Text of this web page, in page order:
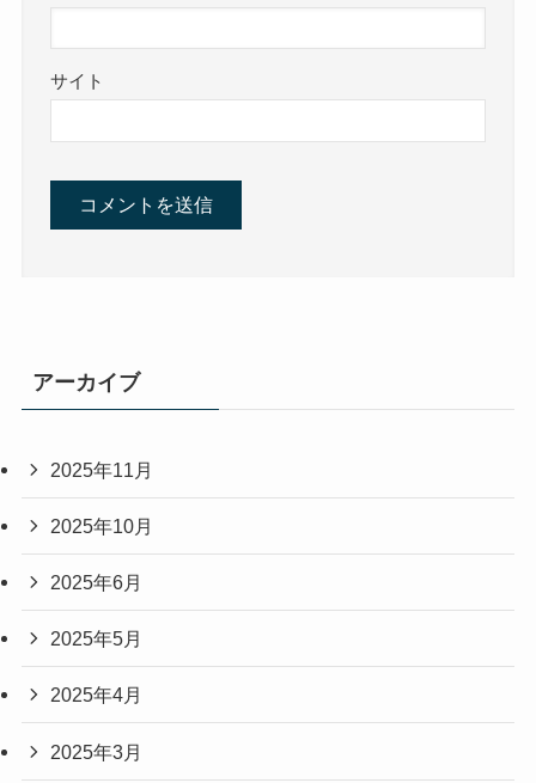
サイト
アーカイブ
2025年11月
2025年10月
2025年6月
2025年5月
2025年4月
2025年3月